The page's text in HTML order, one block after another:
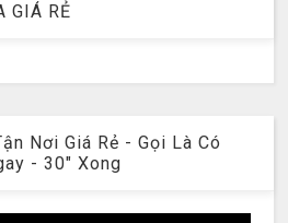
GIÁ RẺ
Nơi Giá Rẻ - Gọi Là Có
- 30" Xong